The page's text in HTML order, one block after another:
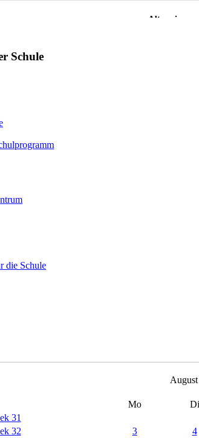
mit bei der Altpapiersammlung!! Der Erlös kommt dem
mit bei der Altpapiersammlung!! Der Erlös kommt dem
mit bei der Altpapiersammlung!! Der Erlös kommt dem
Schule
die Schule
Mo Di
3
4